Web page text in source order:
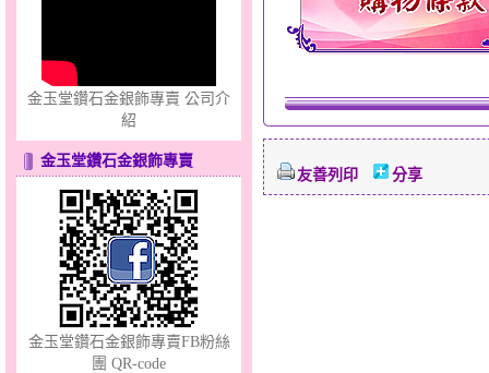
心之舞～金銀鋼套鍊
金玉堂鑽石金銀飾專賣 公司介
紹
金玉堂鑽石金銀飾專賣
金玉堂鑽石金銀飾專賣FB粉絲
團 QR-code
友善列印 分享